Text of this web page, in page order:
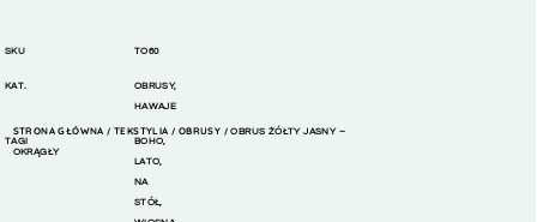
SKU TO60
KAT. OBRUSY,
HAWAJE
TAGI BOHO
LATO
NA
STÓŁ
STRONA GŁÓWNA /TEKSTYLIA / OBRUSY / OBRUS ŻÓŁTY JASNY –
OKRĄGŁY